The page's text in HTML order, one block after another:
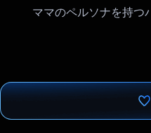
ママのペルソナを持つ